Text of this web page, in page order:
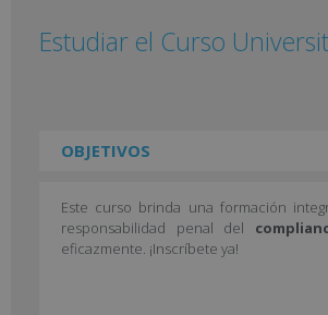
Estudiar el Curso
OBJETIVOS
Este curso brinda una formación
responsabilidad penal del
eficazmente. ¡Inscríbete ya!